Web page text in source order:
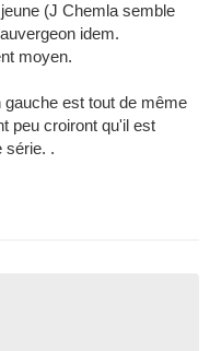
(J Chemla semble
idem.
moyen.
est tout de même
peu croiront qu'il est
série. .